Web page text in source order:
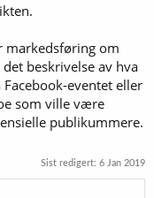
markedsføring om
beskrivelse av hva
eventet eller
som ville være
publikummere.
Sist redigert: 6 Jan 2019